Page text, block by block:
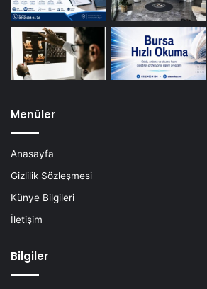
Menüler
Anasayfa
Gizlilik Sözleşmesi
Künye Bilgileri
İletişim
Bilgiler